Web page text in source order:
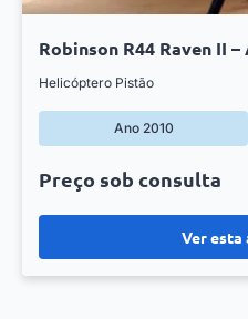
Robinson R44 Raven II –
Helicóptero Pistão
Ano 2010
Ver esta
Preço sob consulta